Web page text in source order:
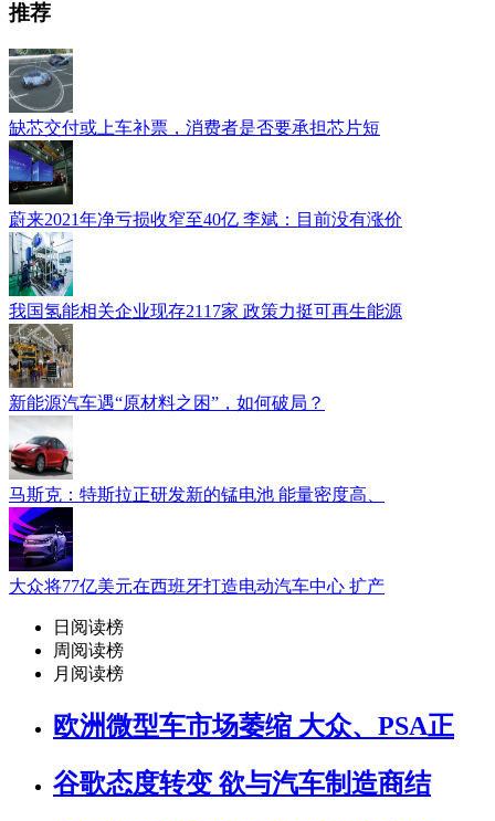
推荐
缺芯交付或上车补票，消费者是否要承担芯片短
蔚来2021年净亏损收窄至40亿 李斌：目前没有涨价
我国氢能相关企业现存2117家 政策力挺可再生能源
新能源汽车遇“原材料之困”，如何破局？
马斯克：特斯拉正研发新的锰电池 能量密度高、
大众将77亿美元在西班牙打造电动汽车中心 扩产
日阅读榜
周阅读榜
月阅读榜
欧洲微型车市场萎缩 大众、PSA正
谷歌态度转变 欲与汽车制造商结